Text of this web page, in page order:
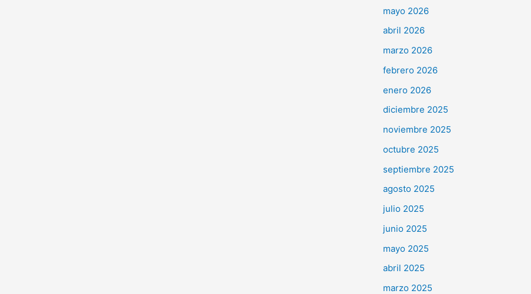
mayo 2026
abril 2026
marzo 2026
febrero 2026
enero 2026
diciembre 2025
noviembre 2025
octubre 2025
septiembre 2025
agosto 2025
julio 2025
junio 2025
mayo 2025
abril 2025
marzo 2025